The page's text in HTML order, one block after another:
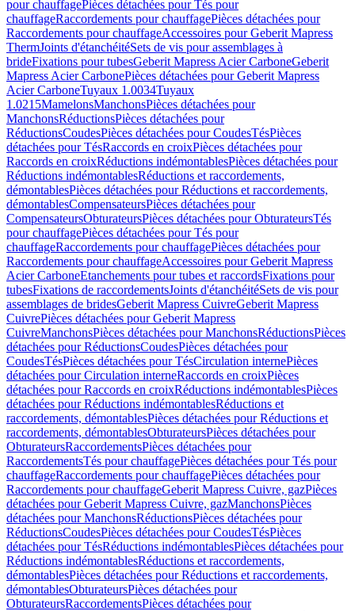
pour chauffagePièces détachées pour Tés pour
chauffageRaccordements pour chauffagePièces détachées pour
Raccordements pour chauffageAccessoires pour Geberit Mapress
ThermJoints d'étanchéitéSets de vis pour assemblages à
brideFixations pour tubesGeberit Mapress Acier CarboneGeberit
Mapress Acier CarbonePièces détachées pour Geberit Mapress
Acier CarboneTuyaux 1.0034Tuyaux
1.0215MamelonsManchonsPièces détachées pour
ManchonsRéductionsPièces détachées pour
RéductionsCoudesPièces détachées pour CoudesTésPièces
détachées pour TésRaccords en croixPièces détachées pour
Raccords en croixRéductions indémontablesPièces détachées pour
Réductions indémontablesRéductions et raccordements,
démontablesPièces détachées pour Réductions et raccordements,
démontablesCompensateursPièces détachées pour
CompensateursObturateursPièces détachées pour ObturateursTés
pour chauffagePièces détachées pour Tés pour
chauffageRaccordements pour chauffagePièces détachées pour
Raccordements pour chauffageAccessoires pour Geberit Mapress
Acier CarboneEtanchements pour tubes et raccordsFixations pour
tubesFixations de raccordementsJoints d'étanchéitéSets de vis pour
assemblages de bridesGeberit Mapress CuivreGeberit Mapress
CuivrePièces détachées pour Geberit Mapress
CuivreManchonsPièces détachées pour ManchonsRéductionsPièces
détachées pour RéductionsCoudesPièces détachées pour
CoudesTésPièces détachées pour TésCirculation internePièces
détachées pour Circulation interneRaccords en croixPièces
détachées pour Raccords en croixRéductions indémontablesPièces
détachées pour Réductions indémontablesRéductions et
raccordements, démontablesPièces détachées pour Réductions et
raccordements, démontablesObturateursPièces détachées pour
ObturateursRaccordementsPièces détachées pour
RaccordementsTés pour chauffagePièces détachées pour Tés pour
chauffageRaccordements pour chauffagePièces détachées pour
Raccordements pour chauffageGeberit Mapress Cuivre, gazPièces
détachées pour Geberit Mapress Cuivre, gazManchonsPièces
détachées pour ManchonsRéductionsPièces détachées pour
RéductionsCoudesPièces détachées pour CoudesTésPièces
détachées pour TésRéductions indémontablesPièces détachées pour
Réductions indémontablesRéductions et raccordements,
démontablesPièces détachées pour Réductions et raccordements,
démontablesObturateursPièces détachées pour
ObturateursRaccordementsPièces détachées pour